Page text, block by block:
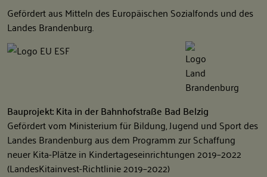
Gefördert aus Mitteln des Europäischen Sozialfonds und des
Landes Brandenburg.
Bauprojekt: Kita in der Bahnhofstraße Bad Belzig
Gefördert vom Ministerium für Bildung, Jugend und Sport des
Landes Brandenburg aus dem Programm zur Schaffung
neuer Kita-Plätze in Kindertageseinrichtungen 2019–2022
(LandesKitainvest-Richtlinie 2019–2022)